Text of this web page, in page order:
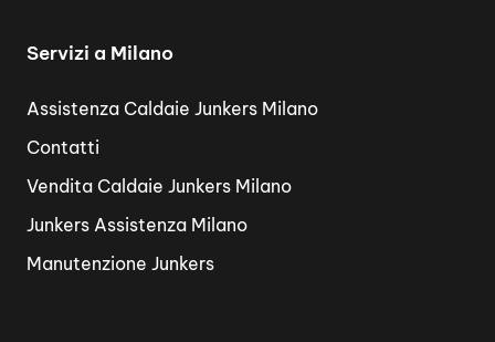
Servizi a Milano
Assistenza Caldaie Junkers Milano
Contatti
Vendita Caldaie Junkers Milano
Junkers Assistenza Milano
Manutenzione Junkers